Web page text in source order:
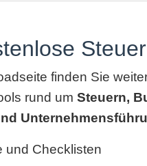
finden Sie
rund um Steuern,
und Checklisten